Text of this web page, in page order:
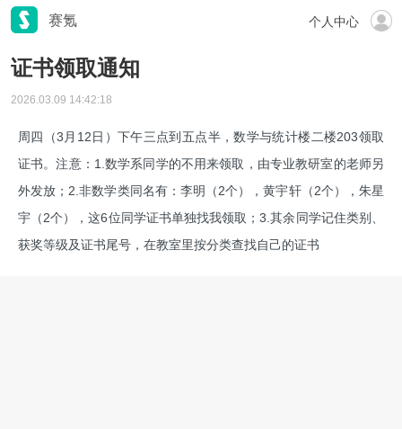
赛氪 个人中心
证书领取通知
2026.03.09 14:42:18
周四（3月12日）下午三点到五点半，数学与统计楼二楼203领取
证书。注意：1.数学系同学的不用来领取，由专业教研室的老师另
外发放；2.非数学类同名有：李明（2个），黄宇轩（2个），朱星
宇（2个），这6位同学证书单独找我领取；3.其余同学记住类别、
获奖等级及证书尾号，在教室里按分类查找自己的证书